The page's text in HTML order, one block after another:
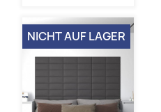
NICHT AUF LAGER